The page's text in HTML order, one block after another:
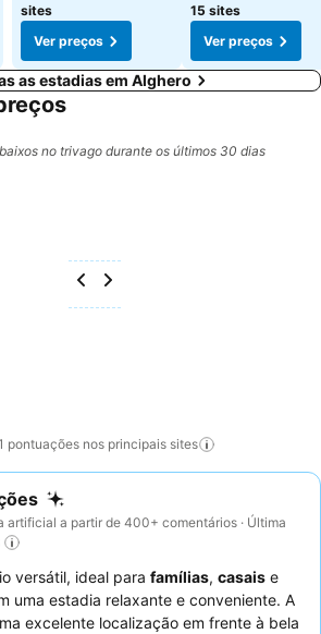
sites
Ver preços
15 sites
Ver preços
as estadias em Alghero
no trivago durante os últimos 30 dias
pontuações nos principais sites
artificial a partir de 400+ comentários · Última
versátil, ideal para famílias, casais e
uma estadia relaxante e conveniente. A
excelente localização em frente à bela